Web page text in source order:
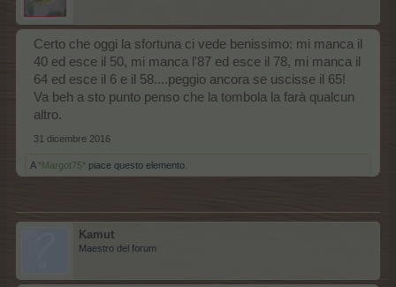
Certo che oggi la sfortuna ci vede benissimo: mi manca il
40 ed esce il 50, mi manca l'87 ed esce il 78, mi manca il
64 ed esce il 6 e il 58....peggio ancora se uscisse il 65!
Va beh a sto punto penso che la tombola la farà qualcun
altro.
31 dicembre 2016
A *Margot75* piace questo elemento.
Kamut
Maestro del forum